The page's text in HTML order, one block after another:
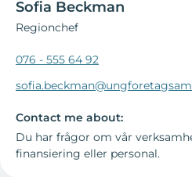
Sofia Beckman
Regionchef
076 - 555 64 92
Contact me about:
Du har frågor om vår
finansiering eller personal.